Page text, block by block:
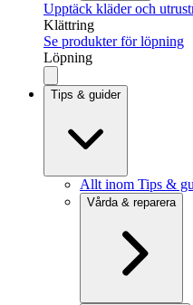
Upptäck kläder och
Klättring
Se produkter för löpning
Löpning
Tips & guider
Allt inom Tips &
Vårda & reparera